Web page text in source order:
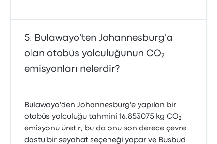
Bulawayo'ten Johannesburg'a
olan otobüs yolculuğunun CO₂
emisyonları nelerdir?
Bulawayo'den Johannesburg'e yapılan bir
otobüs yolculuğu tahmini 16.853075 kg CO₂
emisyonu üretir, bu da onu son derece çevre
dostu bir seyahat seçeneği yapar ve Busbud